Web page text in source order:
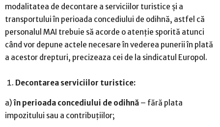
modalitatea de decontare a serviciilor turistice și a
transportului în perioada concediului de odihnă, astfel că
personalul MAI trebuie să acorde o atenție sporită atunci
când vor depune actele necesare în vederea punerii în plată
a acestor drepturi, precizeaza cei de la sindicatul Europol.
Decontarea serviciilor turistice:
a)în perioada concediului de odihnă – fără plata
impozitului sau a contribuțiilor;